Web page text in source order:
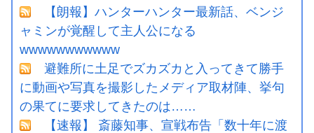
【朗報】ハンターハンター最新話、ベンジ
ャミンが覚醒して主人公になる
wwwwwwwwwww
避難所に土足でズカズカと入ってきて勝手
に動画や写真を撮影したメディア取材陣、挙句
の果てに要求してきたのは……
【速報】 斎藤知事、宣戦布告「数十年に渡